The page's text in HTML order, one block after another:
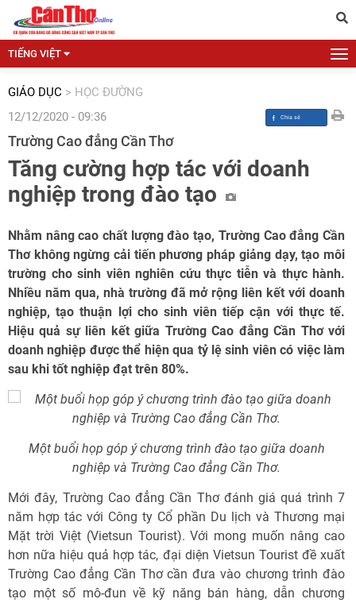
TIẾNG VIỆT
GIÁO DỤC > HỌC ĐƯỜNG
12/12/2020 - 09:36
Trường Cao đẳng Cần Thơ
Tăng cường hợp tác với doanh
nghiệp trong đào tạo
Nhằm nâng cao chất lượng đào tạo, Trường Cao đẳng Cần
Thơ không ngừng cải tiến phương pháp giảng dạy, tạo môi
trường cho sinh viên nghiên cứu thực tiễn và thực hành.
Nhiều năm qua, nhà trường đã mở rộng liên kết với doanh
nghiệp, tạo thuận lợi cho sinh viên tiếp cận với thực tế.
Hiệu quả sự liên kết giữa Trường Cao đẳng Cần Thơ với
doanh nghiệp được thể hiện qua tỷ lệ sinh viên có việc làm
sau khi tốt nghiệp đạt trên 80%.
Một buổi họp góp ý chương trình đào tạo giữa doanh
nghiệp và Trường Cao đẳng Cần Thơ.
Mới đây, Trường Cao đẳng Cần Thơ đánh giá quá trình 7
năm hợp tác với Công ty Cổ phần Du lịch và Thương mại
Mặt trời Việt (Vietsun Tourist). Với mong muốn nâng cao
hơn nữa hiệu quả hợp tác, đại diện Vietsun Tourist đề xuất
Trường Cao đẳng Cần Thơ cần đưa vào chương trình đào
tạo một số mô-đun về kỹ năng bán hàng, dẫn chương